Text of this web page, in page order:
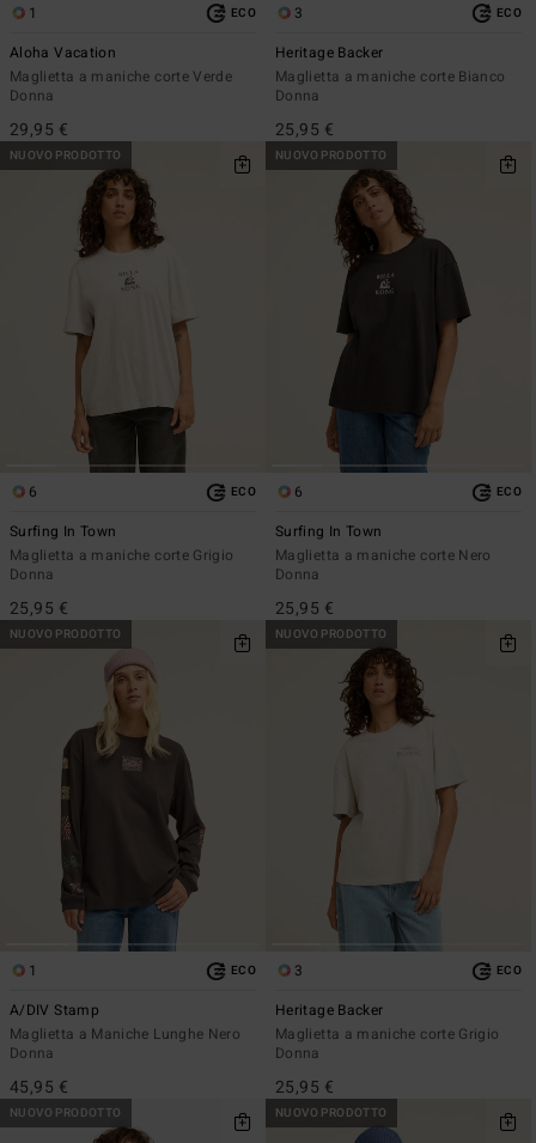
1 ECO
Aloha Vacation
Maglietta a maniche corte Verde
Donna
29,95 €
3 ECO
Heritage Backer
Maglietta a maniche corte Bianco
Donna
25,95 €
NUOVO PRODOTTO
6 ECO
Surfing In Town
Maglietta a maniche corte Grigio
Donna
25,95 €
NUOVO PRODOTTO
6 ECO
Surfing In Town
Maglietta a maniche corte Nero
Donna
25,95 €
NUOVO PRODOTTO
1 ECO
A/DIV Stamp
Maglietta a Maniche Lunghe Nero
Donna
45,95 €
NUOVO PRODOTTO
3 ECO
Heritage Backer
Maglietta a maniche corte Grigio
Donna
25,95 €
NUOVO PRODOTTO NUOVO PRODOTTO